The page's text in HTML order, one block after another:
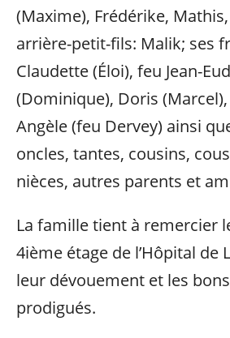
(Maxime), Frédérike,
arrière-petit-fils: Malik; ses
Claudette (Éloi), feu Jean-
(Dominique), Doris
Angèle (feu Dervey) ainsi
oncles, tantes, cousins,
nièces, autres parents et
La famille tient à remercier
4ième étage de l’Hôpital de
leur dévouement et les
prodigués.